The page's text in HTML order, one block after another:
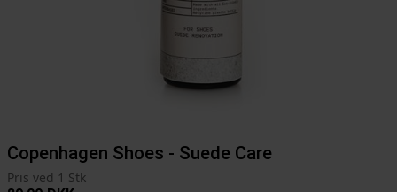
Copenhagen Shoes - Suede Care
Pris ved 1 Stk